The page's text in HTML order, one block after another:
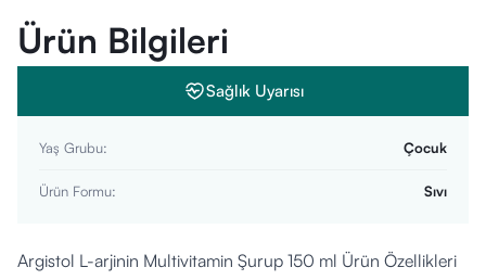
Ürün Bilgileri
Sağlık Uyarısı
Yaş Grubu: Çocuk
Ürün Formu: Sıvı
Argistol L-arjinin Multivitamin Şurup 150 ml Ürün Özellikleri